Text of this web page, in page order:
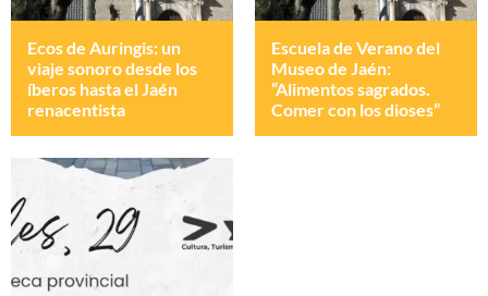
Ecos de Auringis: un
viaje sonoro desde los
íberos hasta el Jaén
renacentista
Escuela de Verano del
Museo de Jaén:
“Alimentos sagrados.
Comer con los dioses”